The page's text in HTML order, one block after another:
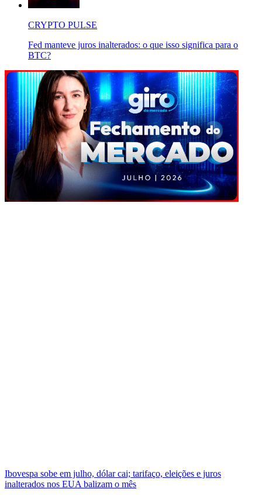
CRYPTO PULSE
Fed manteve juros inalterados: o que isso significa para o
BTC?
Ibovespa sobe em julho, dólar cai; tarifaço, eleições e juros
inalterados nos EUA balizam o mês